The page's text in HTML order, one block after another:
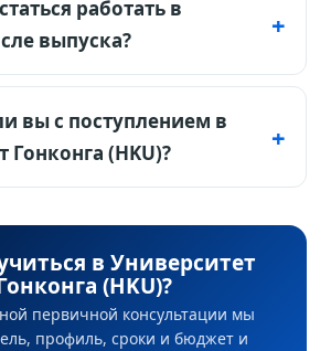
проживание в резиденции
Дополнительно
визу, страховку, перелёт,
работать в
выпуска?
позиции вузов плюс
остаться работать в
Азии.
вы с поступлением в
Гонконга (HKU)?
документы, подаём
согласованные
о зачислении принимает
решение по визе принимает
в Университет
(HKU)?
первичной консультации мы
профиль, сроки и бюджет и